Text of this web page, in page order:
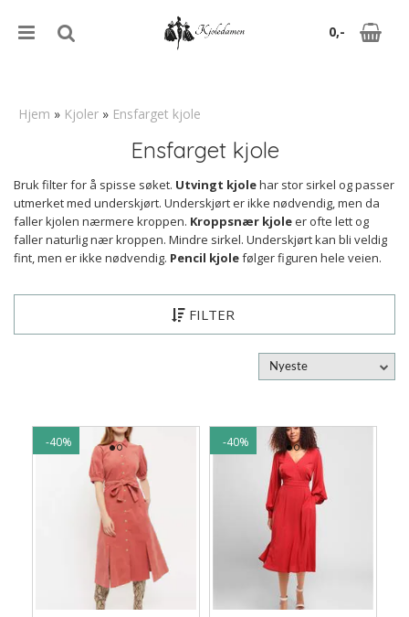
0,-
Hjem » Kjoler » Ensfarget kjole
Ensfarget kjole
Bruk filter for å spisse søket. Utvingt kjolehar stor sirkel og passer
utmerket med underskjørt. Underskjørt er ikke nødvendig, men da
faller kjolen nærmere kroppen. Kroppsnær kjoleer ofte lett og
faller naturlig nær kroppen. Mindre sirkel. Underskjørt kan bli veldig
fint, men er ikke nødvendig. Pencil kjolefølger figuren hele veien.
FILTER
Nyeste
-40% -40%
Trykk ENTER for å søke